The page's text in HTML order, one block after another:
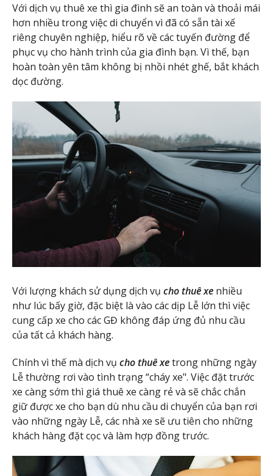
Với dịch vụ thuê xe thì gia đình sẽ an toàn và thoải mái
hơn nhiều trong việc di chuyển vì đã có sẵn tài xế
riêng chuyên nghiệp, hiểu rõ về các tuyến đường để
phục vụ cho hành trình của gia đình bạn. Vì thế, bạn
hoàn toàn yên tâm không bị nhồi nhét ghế, bắt khách
dọc đường.
Với lượng khách sử dụng dịch vụ cho thuê xe nhiều
như lúc bấy giờ, đặc biệt là vào các dịp Lễ lớn thì việc
cung cấp xe cho các GĐ không đáp ứng đủ nhu cầu
của tất cả khách hàng.
Chính vì thế mà dịch vụ cho thuê xetrong những ngày
Lễ thường rơi vào tình trạng “cháy xe". Việc đặt trước
xe càng sớm thì giá thuê xe càng rẻ và sẽ chắc chắn
giữ được xe cho bạn dù nhu cầu di chuyển của bạn rơi
vào những ngày Lễ, các nhà xe sẽ ưu tiên cho những
khách hàng đặt cọc và làm hợp đồng trước.